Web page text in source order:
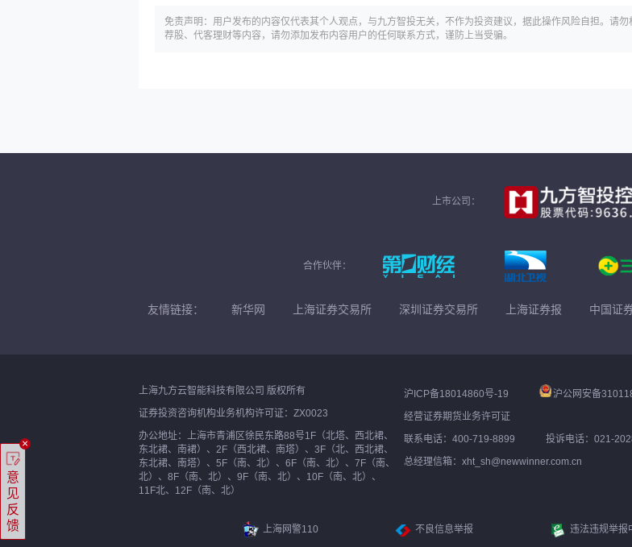
免责声明：用户发布的内容仅代表其个人观点，与九方智投无关，不作为投资建议，据此操作风险自担。请勿
荐股、代客理财等内容，请勿添加发布内容用户的任何联系方式，谨防上当受骗。
上市公司：
合作伙伴：
友情链接： 新华网 上海证券交易所 深圳证券交易所 上海证券报 中国证
上海九方云智能科技有限公司 版权所有
证券投资咨询机构业务机构许可证：ZX0023
办公地址：上海市青浦区徐民东路88号1F（北塔、西北裙、
东北裙、南裙）、2F（西北裙、南塔）、3F（北、西北裙、
东北裙、南塔）、5F（南、北）、6F（南、北）、7F（南、
北）、8F（南、北）、9F（南、北）、10F（南、北）、
11F北、12F（南、北）
沪ICP备18014860号-19
沪公网安备
经营证券期货业务许可证
联系电话：400-719-8899
投诉电话：021-
总经理信箱：xht_sh@newwinner.com.cn
上海网警110 不良信息举报 违法违规举报
×
意
见
反
馈